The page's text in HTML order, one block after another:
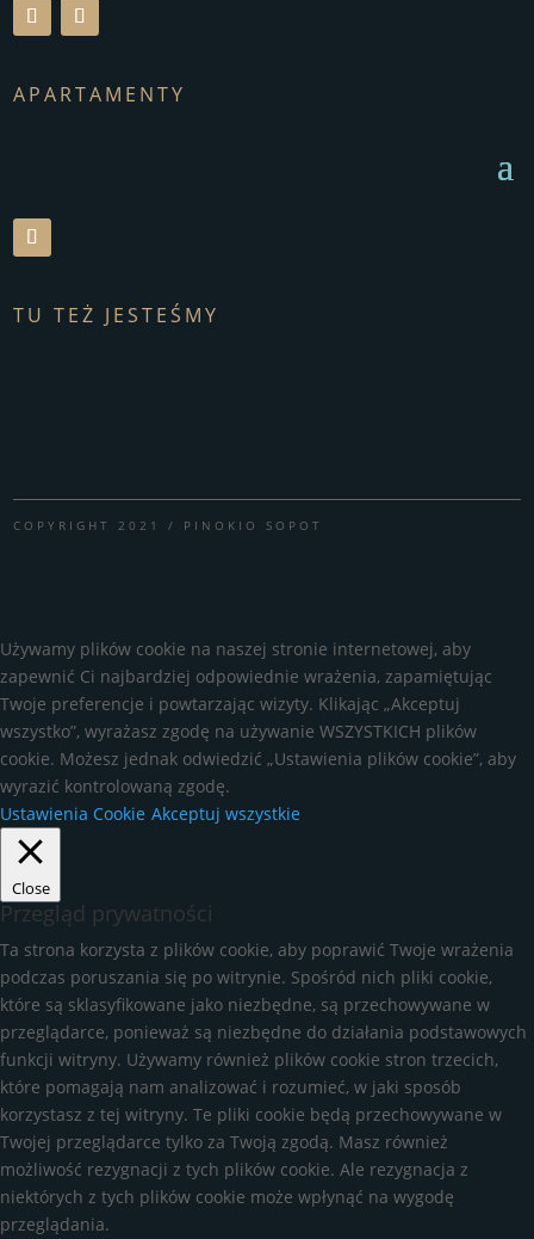
APARTAMENTY
TU TEŻ JESTEŚMY
COPYRIGHT 2021 / PINOKIO SOPOT
Używamy plików cookie na naszej stronie internetowej, aby
zapewnić Ci najbardziej odpowiednie wrażenia, zapamiętując
Twoje preferencje i powtarzając wizyty. Klikając „Akceptuj
wszystko”, wyrażasz zgodę na używanie WSZYSTKICH plików
cookie. Możesz jednak odwiedzić „Ustawienia plików cookie”, aby
wyrazić kontrolowaną zgodę.
Ustawienia Cookie Akceptuj wszystkie
Close
Przegląd prywatności
Ta strona korzysta z plików cookie, aby poprawić Twoje wrażenia
podczas poruszania się po witrynie. Spośród nich pliki cookie,
które są sklasyfikowane jako niezbędne, są przechowywane w
przeglądarce, ponieważ są niezbędne do działania podstawowych
funkcji witryny. Używamy również plików cookie stron trzecich,
które pomagają nam analizować i rozumieć, w jaki sposób
korzystasz z tej witryny. Te pliki cookie będą przechowywane w
Twojej przeglądarce tylko za Twoją zgodą. Masz również
możliwość rezygnacji z tych plików cookie. Ale rezygnacja z
niektórych z tych plików cookie może wpłynąć na wygodę
przeglądania.